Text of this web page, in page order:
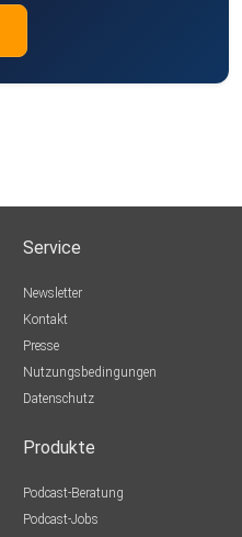
Service
Newsletter
Kontakt
Presse
Nutzungsbedingungen
Datenschutz
Produkte
Podcast-Beratung
Podcast-Jobs